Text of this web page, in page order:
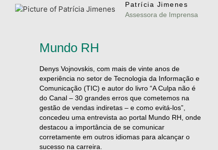
Patrícia Jimenes
Assessora de Imprensa
Mundo RH
Denys Vojnovskis, com mais de vinte anos de
experiência no setor de Tecnologia da Informação e
Comunicação (TIC) e autor do livro “A Culpa não é
do Canal – 30 grandes erros que cometemos na
gestão de vendas indiretas – e como evitá-los”,
concedeu uma entrevista ao portal Mundo RH, onde
destacou a importância de se comunicar
corretamente em outros idiomas para alcançar o
sucesso na carreira.